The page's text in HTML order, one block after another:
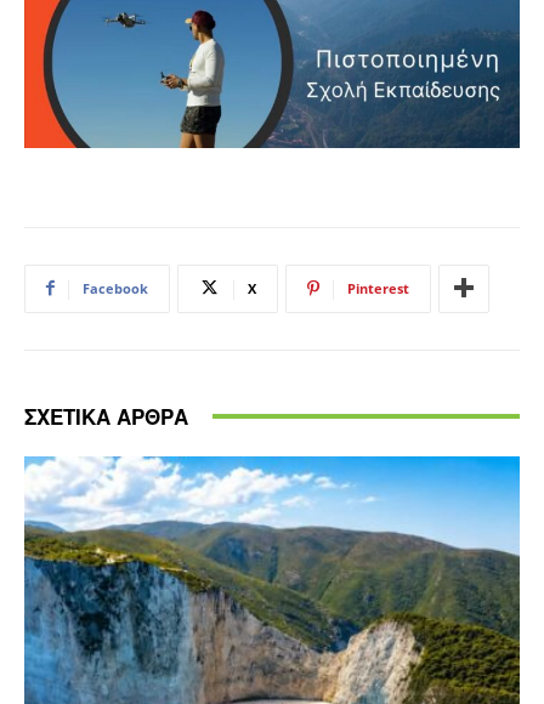
Facebook X Pinterest
ΣΧΕΤΙΚΑ ΑΡΘΡΑ